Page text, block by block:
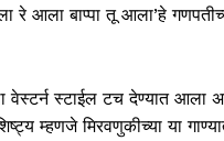
रे आला बाप्पा तू आला’हे
वेस्टर्न स्टाईल टच देण्यात आला
म्हणजे मिरवणुकीच्या या